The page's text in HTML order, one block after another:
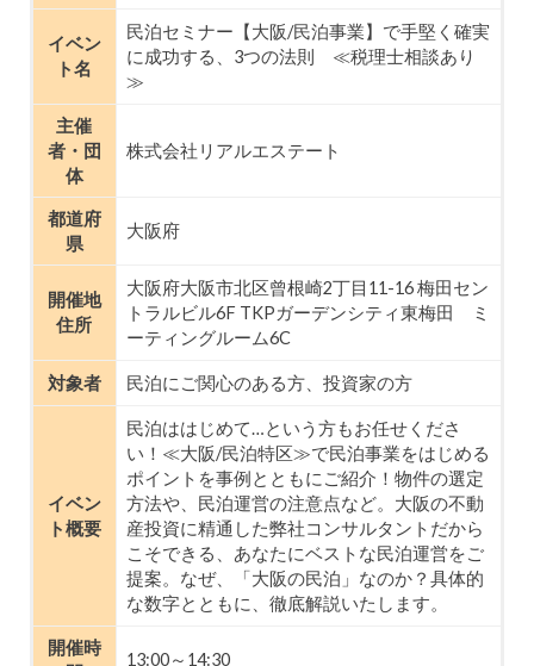
イベン
ト名
民泊セミナー【大阪/民泊事業】で手堅く確実
に成功する、3つの法則 ≪税理士相談あり
≫
主催
者・団
体
株式会社リアルエステート
都道府
県
大阪府
開催地
住所
大阪府大阪市北区曾根崎2丁目11-16 梅田セン
トラルビル6F TKPガーデンシティ東梅田 ミ
ーティングルーム6C
対象者 民泊にご関心のある方、投資家の方
イベン
ト概要
民泊ははじめて…という方もお任せくださ
い！≪大阪/民泊特区≫で民泊事業をはじめる
ポイントを事例とともにご紹介！物件の選定
方法や、民泊運営の注意点など。大阪の不動
産投資に精通した弊社コンサルタントだから
こそできる、あなたにベストな民泊運営をご
提案。なぜ、「大阪の民泊」なのか？具体的
な数字とともに、徹底解説いたします。
開催時
13:00～14:30